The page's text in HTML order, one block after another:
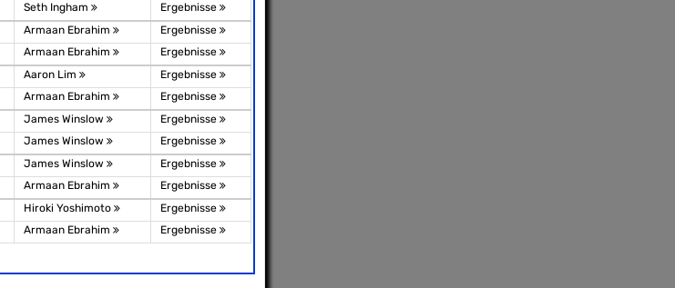
Seth Ingham
Ergebnisse
Armaan Ebrahim
Ergebnisse
Armaan Ebrahim
Ergebnisse
Aaron Lim
Ergebnisse
Armaan Ebrahim
Ergebnisse
James Winslow
Ergebnisse
James Winslow
Ergebnisse
James Winslow
Ergebnisse
Armaan Ebrahim
Ergebnisse
Hiroki Yoshimoto
Ergebnisse
Armaan Ebrahim Ergebnisse